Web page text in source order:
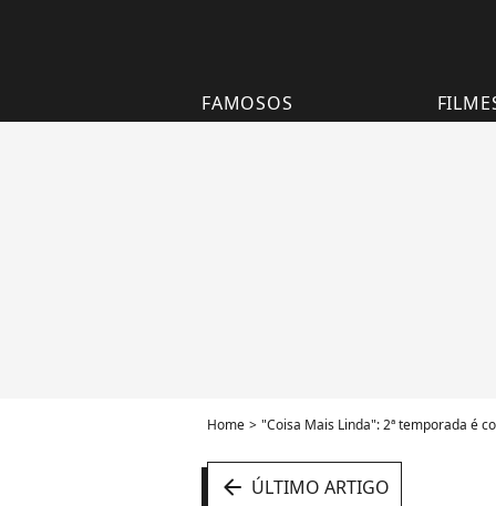
FAMOSOS
Home "Coisa Mais Linda": 2ª temporada é
arrow_left ÚLTIMO ARTIGO